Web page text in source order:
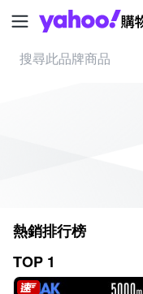
熱銷排行榜
TOP 1